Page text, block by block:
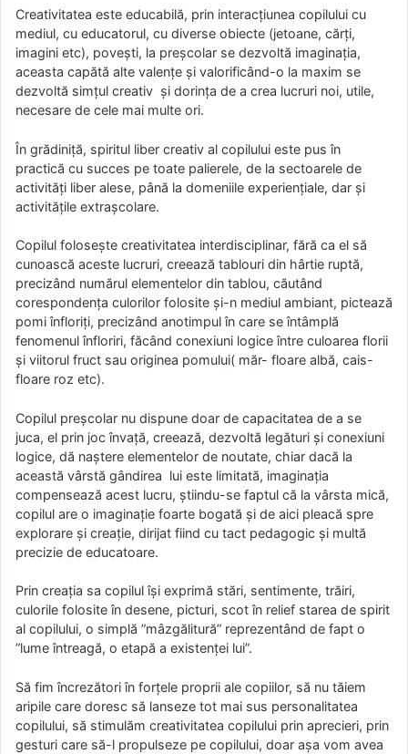
Creativitatea este educabilă, prin interacțiunea copilului cu
mediul, cu educatorul, cu diverse obiecte (jetoane, cărți,
imagini etc), povești, la preșcolar se dezvoltă imaginația,
aceasta capătă alte valențe și valorificând-o la maxim se
dezvoltă simțul creativ și dorința de a crea lucruri noi, utile,
necesare de cele mai multe ori.
În grădiniță, spiritul liber creativ al copilului este pus în
practică cu succes pe toate palierele, de la sectoarele de
activități liber alese, până la domeniile experiențiale, dar și
activitățile extrașcolare.
Copilul folosește creativitatea interdisciplinar, fără ca el să
cunoască aceste lucruri, creează tablouri din hârtie ruptă,
precizând numărul elementelor din tablou, căutând
corespondența culorilor folosite și-n mediul ambiant, pictează
pomi înfloriți, precizând anotimpul în care se întâmplă
fenomenul înfloriri, făcând conexiuni logice între culoarea florii
și viitorul fruct sau originea pomului( măr- floare albă, cais-
floare roz etc).
Copilul preșcolar nu dispune doar de capacitatea de a se
juca, el prin joc învață, creează, dezvoltă legături și conexiuni
logice, dă naștere elementelor de noutate, chiar dacă la
această vârstă gândirea lui este limitată, imaginația
compensează acest lucru, știindu-se faptul că la vârsta mică,
copilul are o imaginație foarte bogată și de aici pleacă spre
explorare și creație, dirijat fiind cu tact pedagogic și multă
precizie de educatoare.
Prin creația sa copilul își exprimă stări, sentimente, trăiri,
culorile folosite în desene, picturi, scot în relief starea de spirit
al copilului, o simplă ”mâzgălitură” reprezentând de fapt o
”lume întreagă, o etapă a existenței lui”.
Să fim încrezători în forțele proprii ale copiilor, să nu tăiem
aripile care doresc să lanseze tot mai sus personalitatea
copilului, să stimulăm creativitatea copilului prin aprecieri, prin
gesturi care să-l propulseze pe copilului, doar așa vom avea